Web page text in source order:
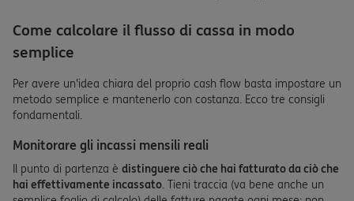
Come calcolare il flusso di cassa in modo
semplice
Per avere un'idea chiara del proprio cash flow basta impostare un
metodo semplice e mantenerlo con costanza. Ecco tre consigli
fondamentali.
Monitorare gli incassi mensili reali
Il punto di partenza è distinguere ciò che hai fatturato da ciò che
hai effettivamente incassato. Tieni traccia (va bene anche un